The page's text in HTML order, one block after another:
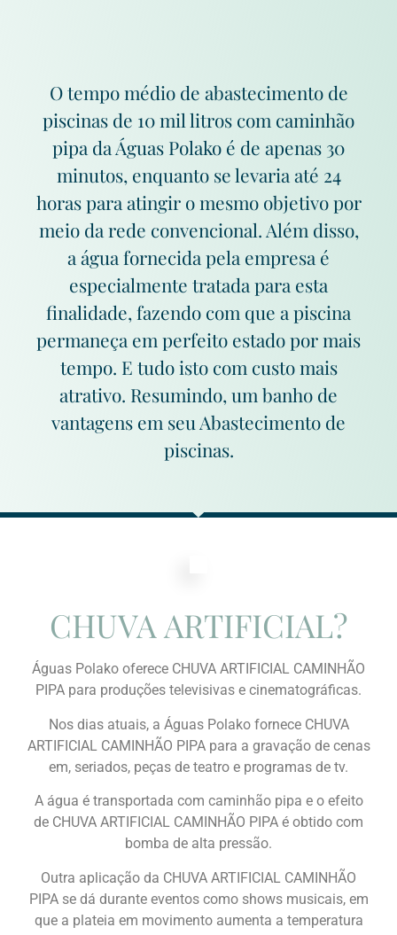
O tempo médio de abastecimento de
piscinas de 10 mil litros com caminhão
pipa da Águas Polako é de apenas 30
minutos, enquanto se levaria até 24
horas para atingir o mesmo objetivo por
meio da rede convencional. Além disso,
a água fornecida pela empresa é
especialmente tratada para esta
finalidade, fazendo com que a piscina
permaneça em perfeito estado por mais
tempo. E tudo isto com custo mais
atrativo. Resumindo, um banho de
vantagens em seu Abastecimento de
piscinas.
CHUVA ARTIFICIAL?
Águas Polako oferece CHUVA ARTIFICIAL CAMINHÃO
PIPA para produções televisivas e cinematográficas.
Nos dias atuais, a Águas Polako fornece CHUVA
ARTIFICIAL CAMINHÃO PIPA para a gravação de cenas
em, seriados, peças de teatro e programas de tv.
A água é transportada com caminhão pipa e o efeito
de CHUVA ARTIFICIAL CAMINHÃO PIPA é obtido com
bomba de alta pressão.
Outra aplicação da CHUVA ARTIFICIAL CAMINHÃO
PIPA se dá durante eventos como shows musicais, em
que a plateia em movimento aumenta a temperatura